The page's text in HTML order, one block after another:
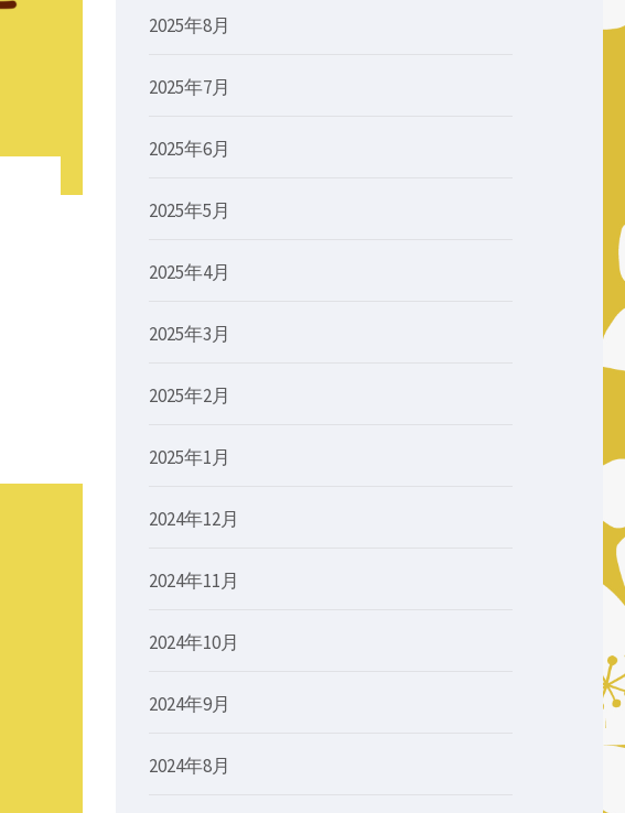
2025年8月
2025年7月
2025年6月
2025年5月
2025年4月
2025年3月
2025年2月
2025年1月
2024年12月
2024年11月
2024年10月
2024年9月
2024年8月